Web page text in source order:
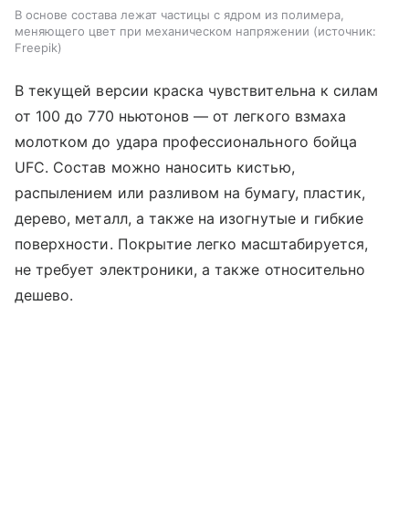
В основе состава лежат частицы с ядром из полимера,
меняющего цвет при механическом напряжении
источник:
Freepik
В текущей версии краска чувствительна к силам
от 100 до 770 ньютонов — от легкого взмаха
молотком до удара профессионального бойца
UFC. Состав можно наносить кистью,
распылением или разливом на бумагу, пластик,
дерево, металл, а также на изогнутые и гибкие
поверхности. Покрытие легко масштабируется,
не требует электроники, а также относительно
дешево.